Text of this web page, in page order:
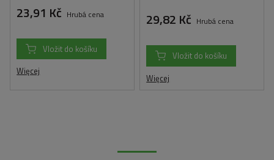
23,91 Kč Hrubá cena
Vložit do košíku
Więcej
29,82 Kč Hrubá cena
Vložit do košíku
Więcej